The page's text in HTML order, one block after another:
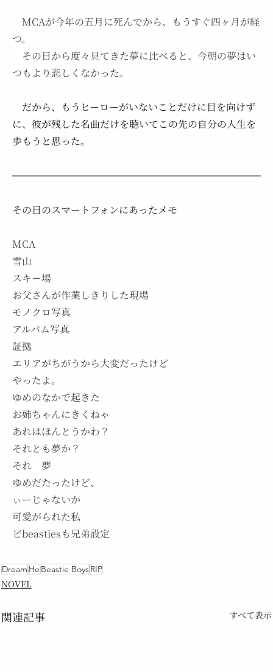
MCAが今年の五月に死んでから、もうすぐ四ヶ月が経
つ。
その日から度々見てきた夢に比べると、今朝の夢はい
つもより悲しくなかった。
だから、もうヒーローがいないことだけに目を向けず
に、彼が残した名曲だけを聴いてこの先の自分の人生を
歩もうと思った。
その日のスマートフォンにあったメモ
MCA
雪山
スキー場
お父さんが作業しきりした現場
モノクロ写真
アルバム写真
証拠
エリアがちがうから大変だったけど
やったよ。
ゆめのなかで起きた
お姉ちゃんにきくねゃ
あれはほんとうかわ？
それとも夢か？
それ　夢
ゆめだたったけど、
ぃーじゃないか
可愛がられた私
ビbeastiesも兄弟設定
Dream He Beastie BoysRIP
NOVEL
関連記事 すべて表示